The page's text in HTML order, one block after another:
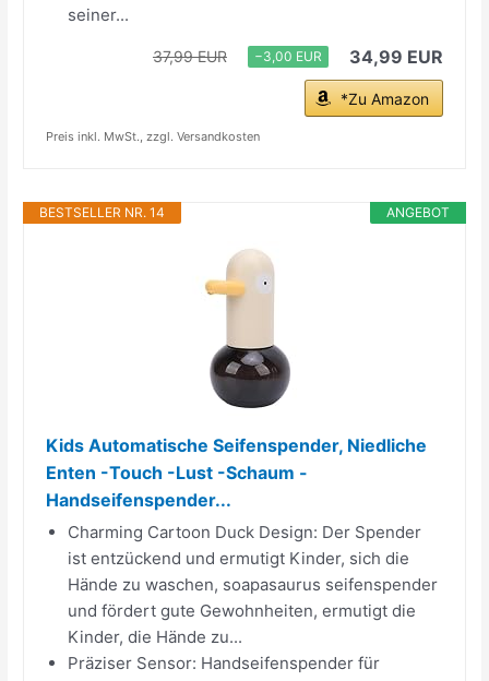
seiner...
37,99 EUR −3,00 EUR 34,99 EUR
*Zu Amazon
Preis inkl. MwSt., zzgl. Versandkosten
ANGEBOT
BESTSELLER NR. 14
Kids Automatische Seifenspender, Niedliche
Enten -Touch -Lust -Schaum -
Handseifenspender...
Charming Cartoon Duck Design: Der Spender
ist entzückend und ermutigt Kinder, sich die
Hände zu waschen, soapasaurus seifenspender
und fördert gute Gewohnheiten, ermutigt die
Kinder, die Hände zu...
Präziser Sensor: Handseifenspender für